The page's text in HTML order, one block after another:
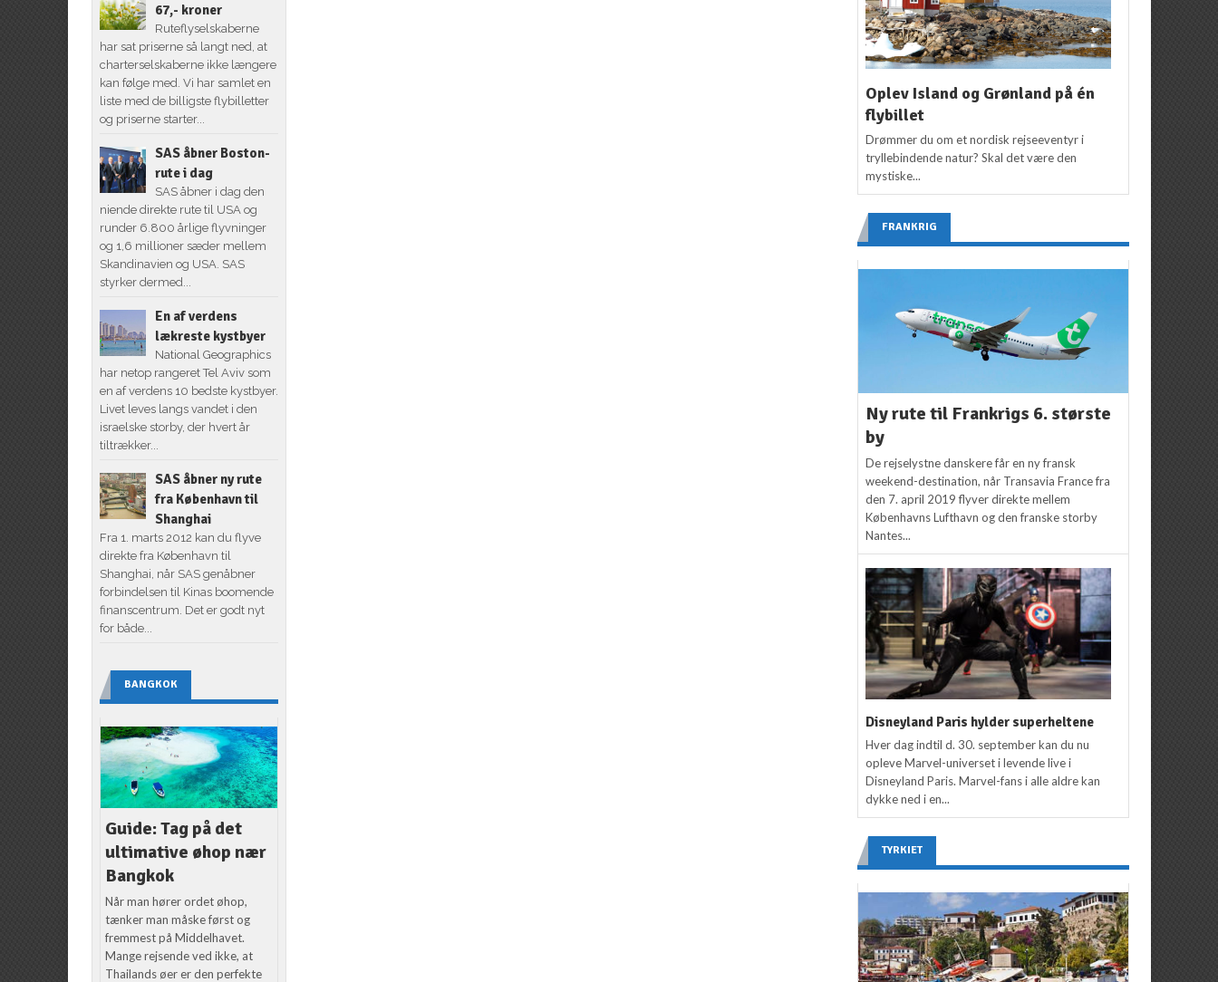
67,- kroner
Ruteflyselskaberne
har sat priserne så langt ned, at
charterselskaberne ikke længere
kan følge med. Vi har samlet en
liste med de billigste flybilletter
og priserne starter...
SAS åbner Boston-
rute i dag
SAS åbner i dag den
niende direkte rute til USA og
runder 6.800 årlige flyvninger
og 1,6 millioner sæder mellem
Skandinavien og USA. SAS
styrker dermed...
En af verdens
lækreste kystbyer
National Geographics
har netop rangeret Tel Aviv som
en af verdens 10 bedste kystbyer.
Livet leves langs vandet i den
israelske storby, der hvert år
tiltrækker...
SAS åbner ny rute
fra København til
Shanghai
Fra 1. marts 2012 kan du flyve
direkte fra København til
Shanghai, når SAS genåbner
forbindelsen til Kinas boomende
finanscentrum. Det er godt nyt
for både...
BANGKOK
Guide: Tag på det
ultimative øhop nær
Bangkok
Når man hører ordet øhop,
tænker man måske først og
fremmest på Middelhavet.
Mange rejsende ved ikke, at
Thailands øer er den perfekte
Oplev Island og Grønland på én
flybillet
Drømmer du om et nordisk rejseeventyr i
tryllebindende natur? Skal det være den
mystiske...
FRANKRIG
Ny rute til Frankrigs 6. største
by
De rejselystne danskere får en ny fransk
weekend-destination, når Transavia France fra
den 7. april 2019 flyver direkte mellem
Københavns Lufthavn og den franske storby
Nantes...
Disneyland Paris hylder superheltene
Hver dag indtil d. 30. september kan du nu
opleve Marvel-universet i levende live i
Disneyland Paris. Marvel-fans i alle aldre kan
dykke ned i en...
TYRKIET